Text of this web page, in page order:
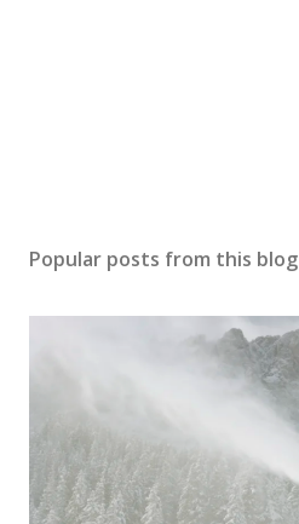
Popular posts from this blog